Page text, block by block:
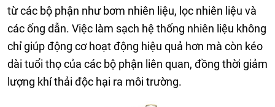
từ các bộ phận như bơm nhiên liệu, lọc nhiên liệu và
các ống dẫn. Việc làm sạch hệ thống nhiên liệu không
chỉ giúp động cơ hoạt động hiệu quả hơn mà còn kéo
dài tuổi thọ của các bộ phận liên quan, đồng thời giảm
lượng khí thải độc hại ra môi trường.